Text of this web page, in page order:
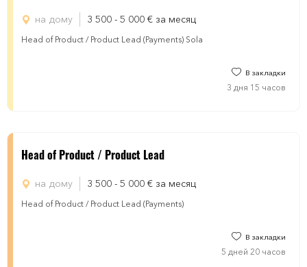
на дому 3 500 - 5 000 € за месяц
Head of Product / Product Lead (Payments) Sola
В закладки
3 дня 15 часов
Head of Product / Product Lead
на дому 3 500 - 5 000 € за месяц
Head of Product / Product Lead (Payments)
В закладки
5 дней 20 часов